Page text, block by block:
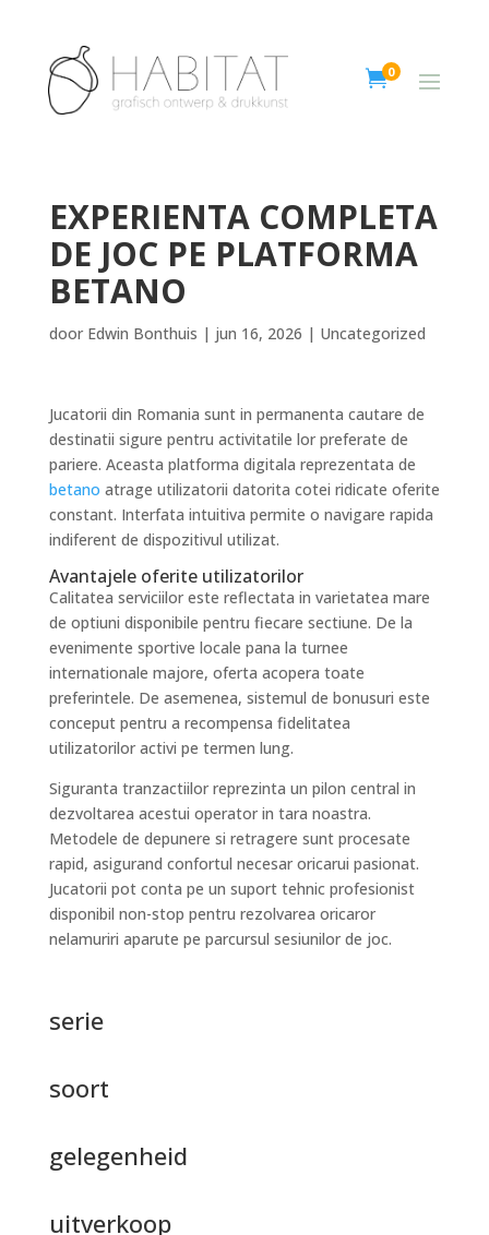
0
EXPERIENTA COMPLETA
DE JOC PE PLATFORMA
BETANO
door Edwin Bonthuis | jun 16, 2026 | Uncategorized
Jucatorii din Romania sunt in permanenta cautare de
destinatii sigure pentru activitatile lor preferate de
pariere. Aceasta platforma digitala reprezentata de
betano atrage utilizatorii datorita cotei ridicate oferite
constant. Interfata intuitiva permite o navigare rapida
indiferent de dispozitivul utilizat.
Avantajele oferite utilizatorilor
Calitatea serviciilor este reflectata in varietatea mare
de optiuni disponibile pentru fiecare sectiune. De la
evenimente sportive locale pana la turnee
internationale majore, oferta acopera toate
preferintele. De asemenea, sistemul de bonusuri este
conceput pentru a recompensa fidelitatea
utilizatorilor activi pe termen lung.
Siguranta tranzactiilor reprezinta un pilon central in
dezvoltarea acestui operator in tara noastra.
Metodele de depunere si retragere sunt procesate
rapid, asigurand confortul necesar oricarui pasionat.
Jucatorii pot conta pe un suport tehnic profesionist
disponibil non-stop pentru rezolvarea oricaror
nelamuriri aparute pe parcursul sesiunilor de joc.
serie
soort
gelegenheid
uitverkoop